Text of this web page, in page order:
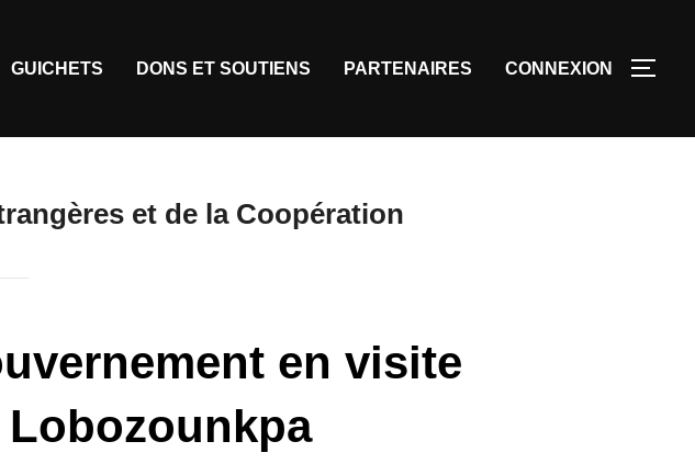
GUICHETS DONS ET SOUTIENS PARTENAIRES CONNEXION
et de la Coopération
en visite
Lobozounkpa